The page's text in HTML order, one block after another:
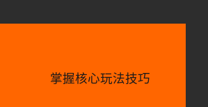
掌握核心玩法技巧